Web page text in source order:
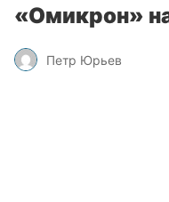
«Омикрон»
Петр Юрьев